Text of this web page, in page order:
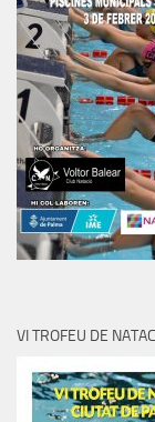
VI TROFEU DE